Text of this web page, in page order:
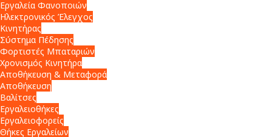
Εργαλεία Φανοποιών
Ηλεκτρονικός Έλεγχος
Κινητήρας
Σύστημα Πέδησης
Φορτιστές Μπαταριών
Χρονισμός Κινητήρα
Αποθήκευση & Μεταφορά
Αποθήκευση
Βαλίτσες
Εργαλειοθήκες
Εργαλειοφορείς
Θήκες Εργαλείων